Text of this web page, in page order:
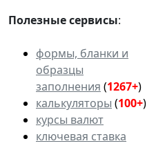
Полезные сервисы:
формы, бланки и
образцы
заполнения (1267+)
калькуляторы (100+)
курсы валют
ключевая ставка